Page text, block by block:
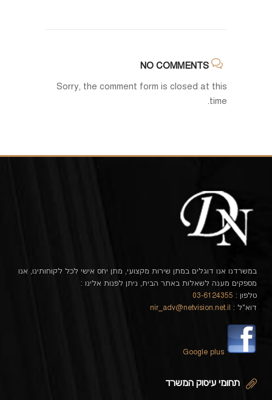
NO COMMENTS
Sorry, the comment form is closed at this
time.
במשרדנו אנו דוגלים במתן שירות מקצועי, מתן יחס אישי לכל לקוחותינו, אנו
מספקים מענה לשאלות באתר הבית, ניתן לפנות אלינו :
טלפון : 03-6124355
דוא"ל : nir_adv@netvision.net.il
Google plus
תחומי עיסוק המשרד